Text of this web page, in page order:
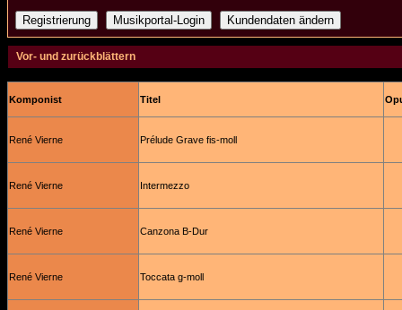
Vor- und zurückblättern
Komponist Titel
René Vierne Prélude Grave fis-moll
René Vierne Intermezzo
René Vierne Canzona B-Dur
René Vierne Toccata g-moll